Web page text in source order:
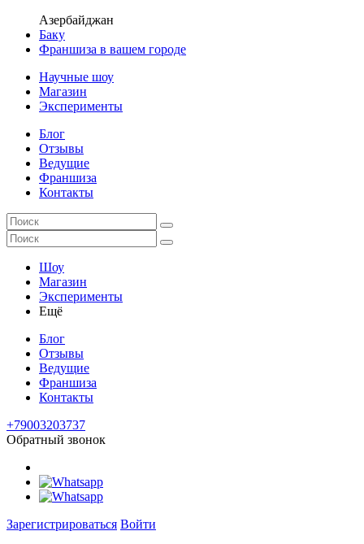
Азербайджан
Баку
Франшиза в вашем городе
Научные шоу
Магазин
Эксперименты
Блог
Отзывы
Ведущие
Франшиза
Контакты
Шоу
Магазин
Эксперименты
Ещё
Блог
Отзывы
Ведущие
Франшиза
Контакты
+79003203737
Обратный звонок
Зарегистрироваться Войти